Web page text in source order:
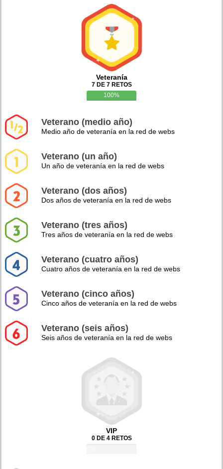
Veteranía
7 DE 7 RETOS
100%
Veterano (medio año)
Medio año de veteranía en la red de webs
Veterano (un año)
Un año de veteranía en la red de webs
Veterano (dos años)
Dos años de veteranía en la red de webs
Veterano (tres años)
Tres años de veteranía en la red de webs
Veterano (cuatro años)
Cuatro años de veteranía en la red de webs
Veterano (cinco años)
Cinco años de veteranía en la red de webs
Veterano (seis años)
Seis años de veteranía en la red de webs
VIP
0 DE 4 RETOS